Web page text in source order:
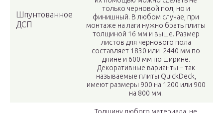
Шпунтованное
ДСП
только черновой пол, но и
финишный. В любом случае, при
монтаже на лаги нужно брать плиты
толщиной 16 мм и выше. Размер
листов для чернового пола
составляет 1830 или 2440 мм по
длине и 600 мм по ширине.
Декоративные варианты – так
называемые плиты QuickDeck,
имеют размеры 900 на 1200 или 900
на 800 мм.